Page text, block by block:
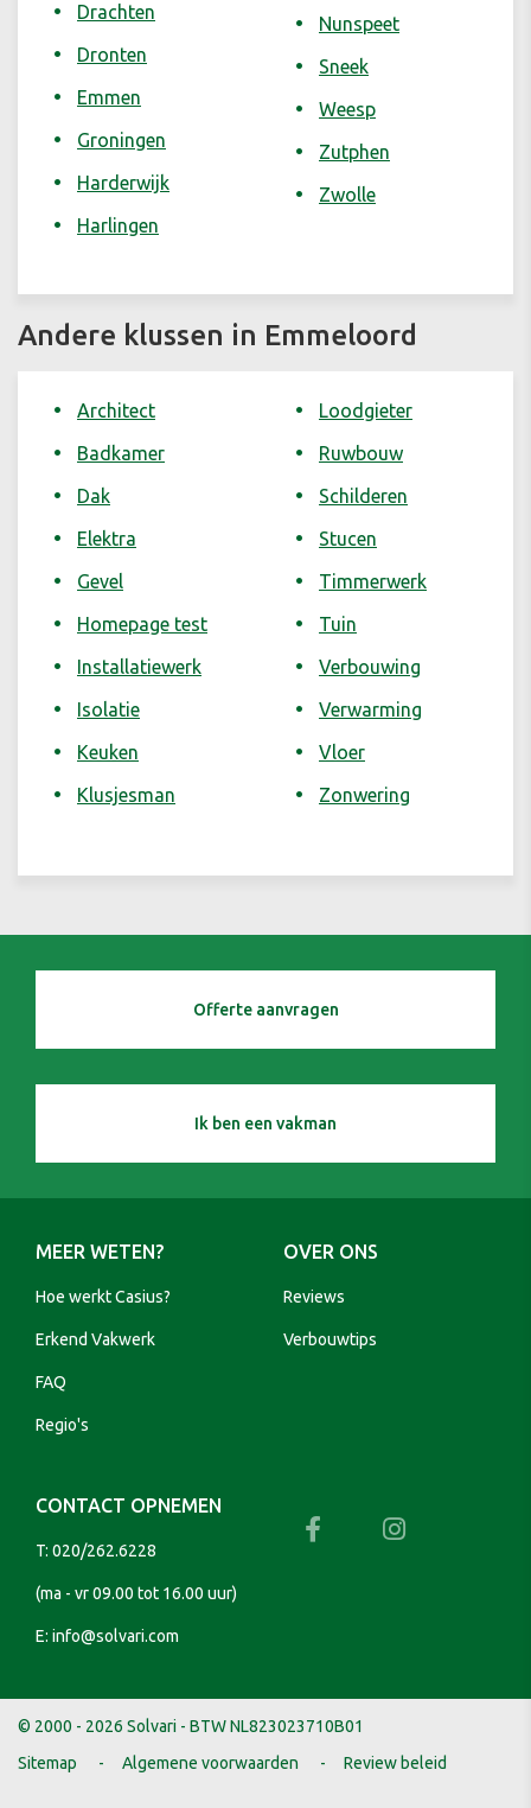
Drachten
Dronten
Emmen
Groningen
Harderwijk
Harlingen
Nunspeet
Sneek
Weesp
Zutphen
Zwolle
Andere klussen in Emmeloord
Architect
Badkamer
Dak
Elektra
Gevel
Homepage test
Installatiewerk
Isolatie
Keuken
Klusjesman
Loodgieter
Ruwbouw
Schilderen
Stucen
Timmerwerk
Tuin
Verbouwing
Verwarming
Vloer
Zonwering
Offerte aanvragen
Ik ben een vakman
MEER WETEN?
Hoe werkt Casius?
Erkend Vakwerk
FAQ
Regio's
OVER ONS
Reviews
Verbouwtips
CONTACT OPNEMEN
T: 020/262.6228
(ma - vr 09.00 tot 16.00 uur)
E: info@solvari.com
© 2000 - 2026 Solvari - BTW NL823023710B01
Sitemap
Algemene voorwaarden Review beleid